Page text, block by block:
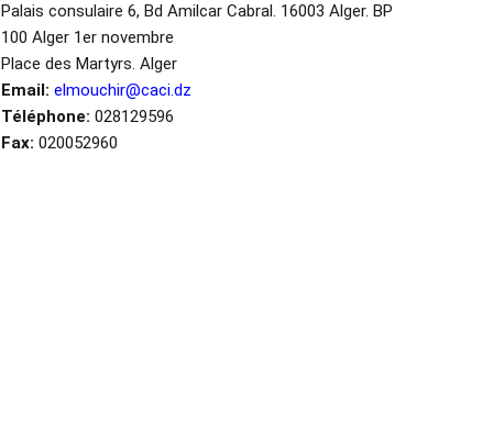
Palais consulaire 6, Bd Amilcar Cabral. 16003 Alger. BP
100 Alger 1er novembre
Place des Martyrs. Alger
Email: elmouchir@caci.dz
Téléphone: 028129596
Fax: 020052960